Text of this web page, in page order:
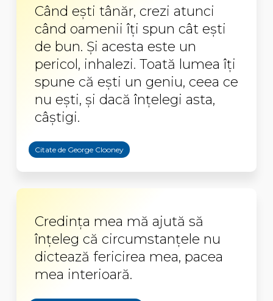
Când eşti tânăr, crezi atunci
când oamenii îţi spun cât eşti
de bun. Şi acesta este un
pericol, inhalezi. Toată lumea îţi
spune că eşti un geniu, ceea ce
nu eşti, şi dacă înţelegi asta,
câştigi.
Citate de George Clooney
Credinţa mea mă ajută să
înţeleg că circumstanţele nu
dictează fericirea mea, pacea
mea interioară.